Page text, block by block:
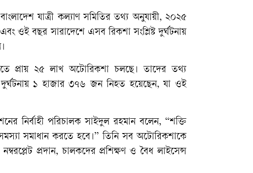
যাত্রী কল্যাণ সমিতির তথ্য অনুযায়ী, ২০২৫
ওই বছর সারাদেশে এসব রিকশা সংশ্লিষ্ট দুর্ঘটনায়
প্রায় ২৫ লাখ অটোরিকশা চলছে। তাদের তথ্য
দুর্ঘটনায় ১ হাজার ৩৭৬ জন নিহত হয়েছেন, যা ওই
নির্বাহী পরিচালক সাইদুল রহমান বলেন, “শক্তি
সমস্যা সমাধান করতে হবে।” তিনি সব অটোরিকশাকে
প্রদান, চালকদের প্রশিক্ষণ ও বৈধ লাইসেন্স